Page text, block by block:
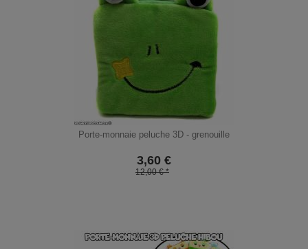
Porte-monnaie peluche 3D - grenouille
3,60 €
12,00 € *